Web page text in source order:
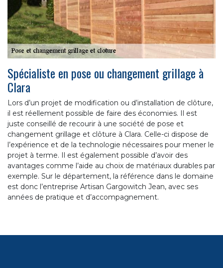
Spécialiste en pose ou changement grillage à
Clara
Lors d’un projet de modification ou d’installation de clôture,
il est réellement possible de faire des économies. Il est
juste conseillé de recourir à une société de pose et
changement grillage et clôture à Clara. Celle-ci dispose de
l’expérience et de la technologie nécessaires pour mener le
projet à terme. Il est également possible d’avoir des
avantages comme l’aide au choix de matériaux durables par
exemple. Sur le département, la référence dans le domaine
est donc l’entreprise Artisan Gargowitch Jean, avec ses
années de pratique et d’accompagnement.